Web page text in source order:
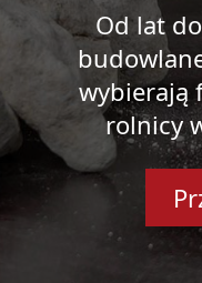
Od lat
wybierają
rolnicy